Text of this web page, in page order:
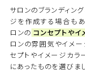
サロンのブランディン
ジを作成する場合もあ
ロンの コンセプトや
ロンの雰囲気やイメー
セプトやイメージカラ
にあったものを選びまし